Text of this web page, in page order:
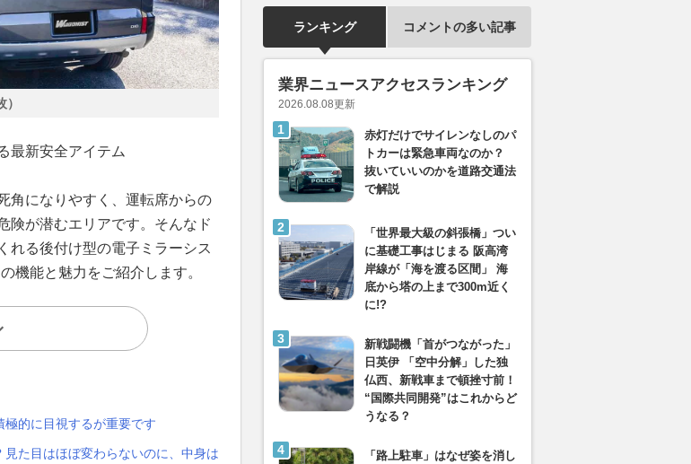
最新安全アイテム
角になりやすく、運転席からの
険が潜むエリアです。そんなド
れる後付け型の電子ミラーシス
機能と魅力をご紹介します。
極的に目視するが重要です
た目はほぼ変わらないのに、中身は
ランキング コメントの多い記事
業界ニュースアクセスランキング
2026.08.08更新
赤灯だけでサイレンなしのパ
トカーは緊急車両なのか？
抜いていいのかを道路交通法
で解説
「世界最大級の斜張橋」つい
に基礎工事はじまる 阪高湾
岸線が「海を渡る区間」 海
底から塔の上まで300m近く
に!?
新戦闘機「首がつながった」
日英伊 「空中分解」した独
仏西、新戦車まで頓挫寸前！
“国際共同開発”はこれからど
うなる？
「路上駐車」はなぜ姿を消し